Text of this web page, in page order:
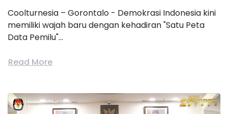
Coolturnesia – Gorontalo - Demokrasi Indonesia kini
memiliki wajah baru dengan kehadiran "Satu Peta
Data Pemilu"...
Read More